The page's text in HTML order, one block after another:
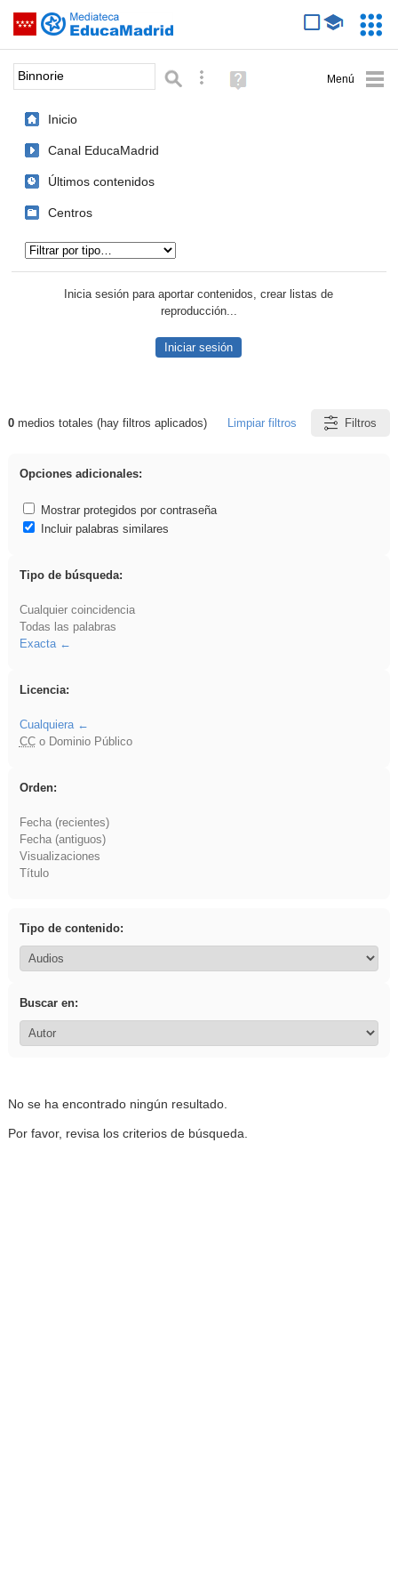
Saltar navegación
Palabra o frase: Búsqueda avanzada
Ayuda
(en
Inicio
Canal EducaMadrid
Últimos contenidos
Centros
Inicia sesión para aportar contenidos, crear listas de
reproducción...
Iniciar sesión
Resultados de: Binnorie
0medios totales (hay filtros aplicados) Limpiar filtros Filtros
Opciones adicionales:
Mostrar protegidos por contraseña
Incluir palabras similares
Tipo de búsqueda:
Cualquier coincidencia
Todas las palabras
Exacta
Licencia:
Cualquiera
CCo Dominio Público
Orden:
Fecha (recientes)
Fecha (antiguos)
Visualizaciones
Título
Tipo de contenido:
Buscar en:
No se ha encontrado ningún resultado.
Por favor, revisa los criterios de búsqueda.